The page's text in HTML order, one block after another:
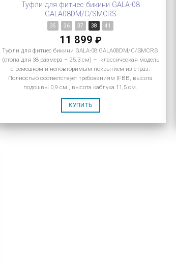
Туфли для фитнес бикини GALA-08
GALA08DM/C/SMCRS
35 36 37 38 41
11 899 ₽
Туфли для фитнес бикини GALA-08 GALA08DM/C/SMCRS
(стопа для 38 размера – 25.3 см) – классическая модель
с ремешком и неповторимым покрытием из страз.
Полностью соответствует требованиям IFBB, высота
подошвы 0,9 см., высота каблука 11,5 см.
КУПИТЬ